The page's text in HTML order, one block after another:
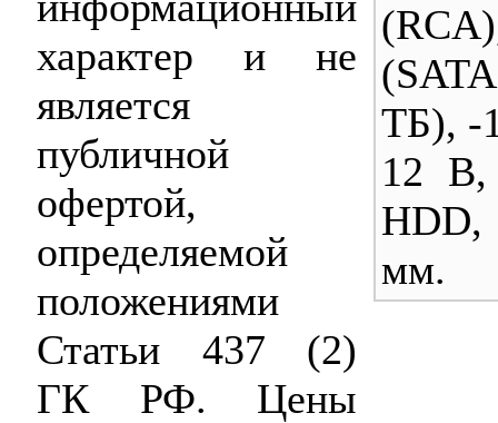
характер и не
является
публичной
офертой,
определяемой
положениями
Статьи 437 (2)
ГК РФ. Цены
ТБ), -
12
мм.